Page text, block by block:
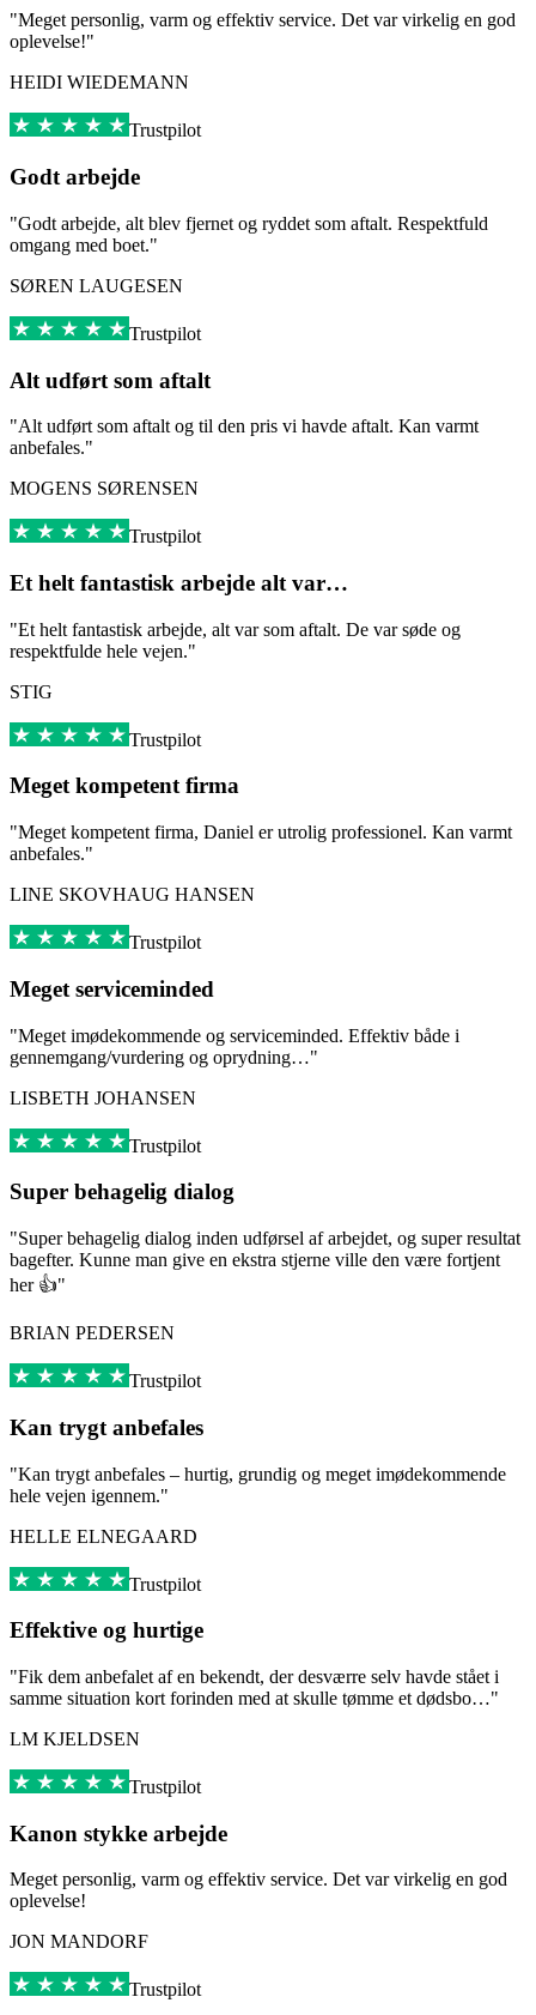
"Meget personlig, varm og effektiv service. Det var virkelig en god
oplevelse!"
HEIDI WIEDEMANN
Trustpilot
Godt arbejde
"Godt arbejde, alt blev fjernet og ryddet som aftalt. Respektfuld
omgang med boet."
SØREN LAUGESEN
Trustpilot
Alt udført som aftalt
"Alt udført som aftalt og til den pris vi havde aftalt. Kan varmt
anbefales."
MOGENS SØRENSEN
Trustpilot
Et helt fantastisk arbejde alt var…
"Et helt fantastisk arbejde, alt var som aftalt. De var søde og
respektfulde hele vejen."
STIG
Trustpilot
Meget kompetent firma
"Meget kompetent firma, Daniel er utrolig professionel. Kan varmt
anbefales."
LINE SKOVHAUG HANSEN
Trustpilot
Meget serviceminded
"Meget imødekommende og serviceminded. Effektiv både i
gennemgang/vurdering og oprydning…"
LISBETH JOHANSEN
Trustpilot
Super behagelig dialog
"Super behagelig dialog inden udførsel af arbejdet, og super resultat
bagefter. Kunne man give en ekstra stjerne ville den være fortjent
her 👍"
BRIAN PEDERSEN
Trustpilot
Kan trygt anbefales
"Kan trygt anbefales – hurtig, grundig og meget imødekommende
hele vejen igennem."
HELLE ELNEGAARD
Trustpilot
Effektive og hurtige
"Fik dem anbefalet af en bekendt, der desværre selv havde stået i
samme situation kort forinden med at skulle tømme et dødsbo…"
LM KJELDSEN
Trustpilot
Kanon stykke arbejde
Meget personlig, varm og effektiv service. Det var virkelig en god
oplevelse!
JON MANDORF
Trustpilot